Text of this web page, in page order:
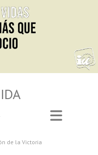
de la Victoria